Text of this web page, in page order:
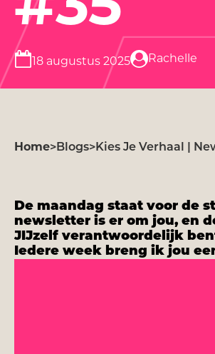
18 augustus 2025 Rachelle
Home>Blogs>Kies Je Verhaal |
De maandag staat voor de
newsletter is er om jou, en
JIJzelf verantwoordelijk
Iedere week breng ik jou